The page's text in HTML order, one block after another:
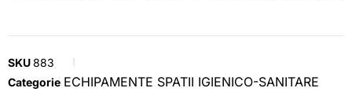
SKU883
Categorie ECHIPAMENTE SPATII IGIENICO-SANITARE